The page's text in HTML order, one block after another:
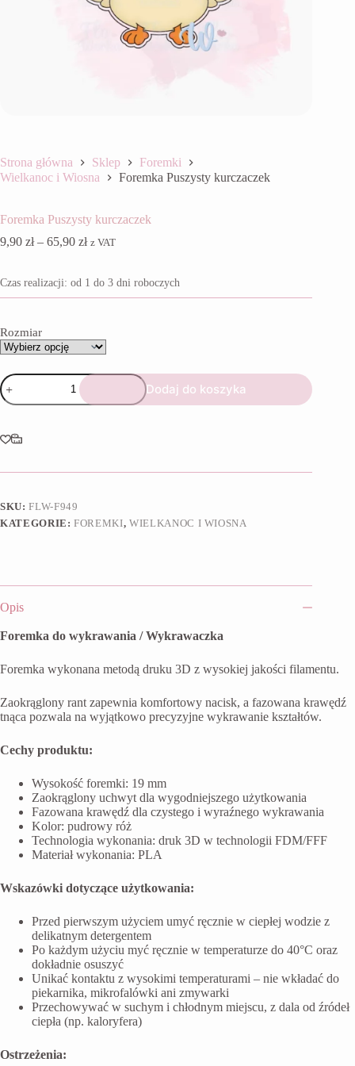
Strona główna Sklep
Foremki
Wielkanoc i Wiosna
Foremka Puszysty kurczaczek
Foremka Puszysty kurczaczek
9,90 zł – 65,90 złZakres
9,90 zł
do
z VAT
Czas realizacji: od 1 do 3 dni roboczych
Rozmiar
ilość
Foremka
Puszysty
Dodaj do koszyka
SKU:FLW-F949
KATEGORIE:FOREMKI,WIELKANOC I WIOSNA
Opis
Foremka do wykrawania / Wykrawaczka
Foremka wykonana metodą druku 3D z wysokiej jakości filamentu.
Zaokrąglony rant zapewnia komfortowy nacisk, a fazowana krawędź
tnąca pozwala na wyjątkowo precyzyjne wykrawanie kształtów.
Cechy produktu:
Wysokość foremki: 19 mm
Zaokrąglony uchwyt dla wygodniejszego użytkowania
Fazowana krawędź dla czystego i wyraźnego wykrawania
Kolor: pudrowy róż
Technologia wykonania: druk 3D w technologii FDM/FFF
Materiał wykonania: PLA
Wskazówki dotyczące użytkowania:
Przed pierwszym użyciem umyć ręcznie w ciepłej wodzie z
delikatnym detergentem
Po każdym użyciu myć ręcznie w temperaturze do 40°C oraz
dokładnie osuszyć
Unikać kontaktu z wysokimi temperaturami – nie wkładać do
piekarnika, mikrofalówki ani zmywarki
Przechowywać w suchym i chłodnym miejscu, z dala od źródeł
ciepła (np. kaloryfera)
Ostrzeżenia: